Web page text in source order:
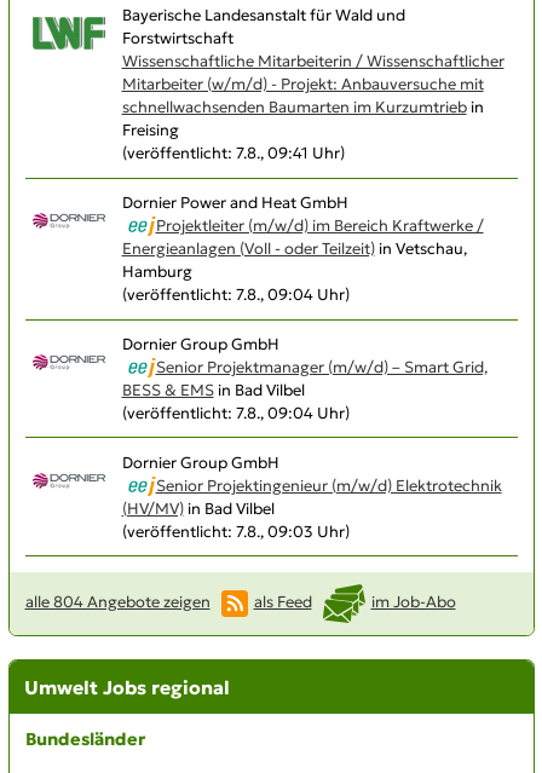
Bayerische Landesanstalt für Wald und
Forstwirtschaft
Wissenschaftliche Mitarbeiterin / Wissenschaftlicher
Mitarbeiter (w/m/d) - Projekt: Anbauversuche mit
schnellwachsenden Baumarten im Kurzumtriebin
Freising
(veröffentlicht: 7.8., 09:41 Uhr)
Dornier Power and Heat GmbH
Projektleiter (m/w/d) im Bereich Kraftwerke /
Energieanlagen (Voll - oder Teilzeit)in Vetschau,
Hamburg
(veröffentlicht: 7.8., 09:04 Uhr)
Dornier Group GmbH
Senior Projektmanager (m/w/d) – Smart Grid,
BESS & EMSin Bad Vilbel
(veröffentlicht: 7.8., 09:04 Uhr)
Dornier Group GmbH
Senior Projektingenieur (m/w/d) Elektrotechnik
(HV/MV)in Bad Vilbel
(veröffentlicht: 7.8., 09:03 Uhr)
alle 804 Angebote zeigen als Feed im Job-Abo
Umwelt Jobs regional
Bundesländer